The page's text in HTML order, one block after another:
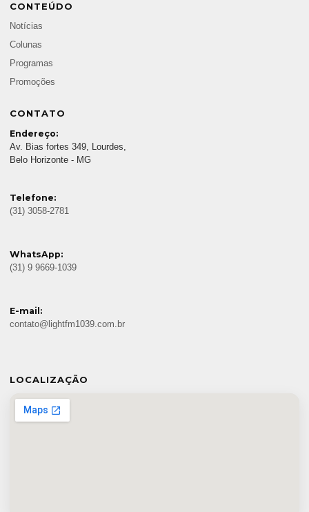
CONTEÚDO
Notícias
Colunas
Programas
Promoções
CONTATO
Endereço:
Av. Bias fortes 349, Lourdes,
Belo Horizonte - MG
Telefone:
(31) 3058-2781
WhatsApp:
(31) 9 9669-1039
E-mail:
contato@lightfm1039.com.br
LOCALIZAÇÃO